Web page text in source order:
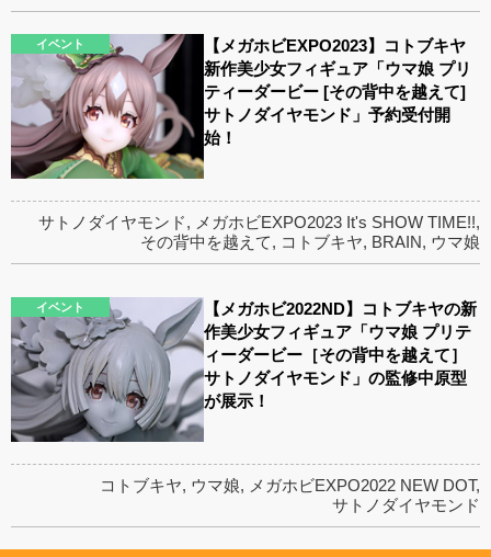
イベント
【メガホビEXPO2023】コトブキヤ
新作美少女フィギュア「ウマ娘 プリ
ティーダービー [その背中を越えて]
サトノダイヤモンド」予約受付開
始！
サトノダイヤモンド, メガホビEXPO2023 It's SHOW TIME!!,
その背中を越えて, コトブキヤ, BRAIN, ウマ娘
イベント
【メガホビ2022ND】コトブキヤの新
作美少女フィギュア「ウマ娘 プリテ
ィーダービー［その背中を越えて］
サトノダイヤモンド」の監修中原型
が展示！
コトブキヤ, ウマ娘, メガホビEXPO2022 NEW DOT,
サトノダイヤモンド